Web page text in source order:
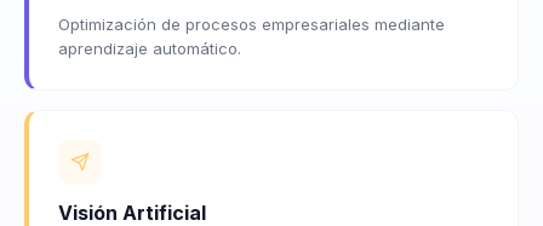
Optimización de procesos empresariales mediante
aprendizaje automático.
Visión Artificial